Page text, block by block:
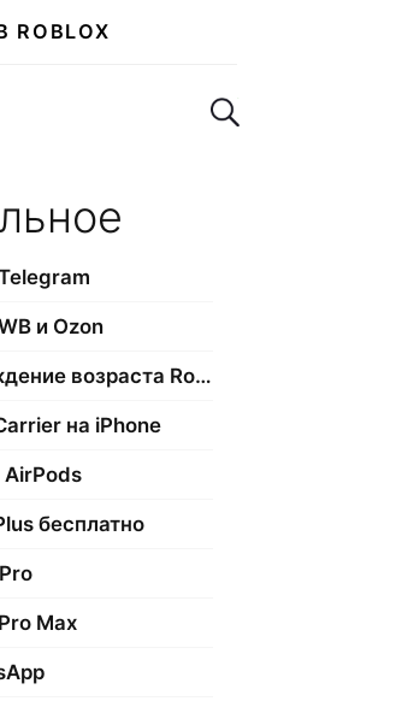
ROBLOX
Поиск по сайту
и Ozon
Подтверждение возраста Roblox
на iPhone
бесплатно
Max